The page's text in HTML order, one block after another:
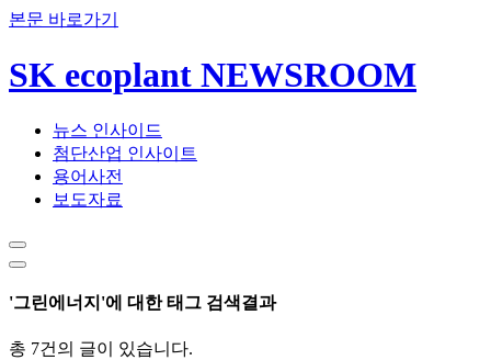
본문 바로가기
SK ecoplant NEWSROOM
뉴스 인사이드
첨단산업 인사이트
용어사전
보도자료
'그린에너지'에 대한 태그 검색결과
총 7건의 글이 있습니다.